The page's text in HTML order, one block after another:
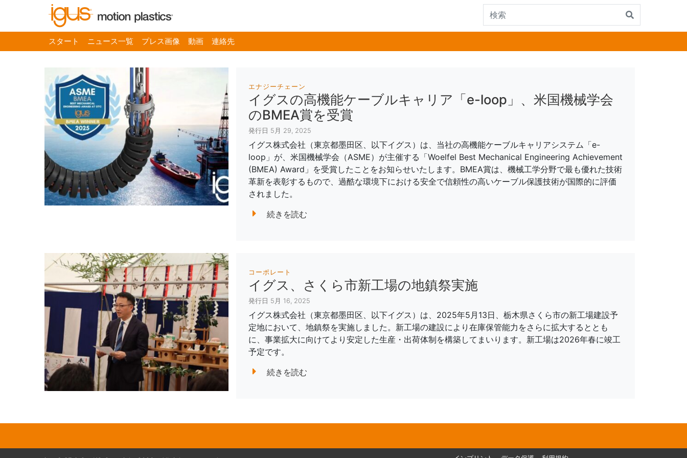
スタート ニュース一覧 プレス画像 動画 連絡先
エナジーチェーン
イグスの高機能ケーブルキャリア「e-loop」、米国機械学会
のBMEA賞を受賞
発行日 5月 29, 2025
イグス株式会社（東京都墨田区、以下イグス）は、当社の高機能ケーブルキャリアシステム「e-
loop」が、米国機械学会（ASME）が主催する「Woelfel Best Mechanical Engineering Achievement
(BMEA) Award」を受賞したことをお知らせいたします。BMEA賞は、機械工学分野で最も優れた技術
革新を表彰するもので、過酷な環境下における安全で信頼性の高いケーブル保護技術が国際的に評価
されました。
続きを読む
コーポレート
イグス、さくら市新工場の地鎮祭実施
発行日 5月 16, 2025
イグス株式会社（東京都墨田区、以下イグス）は、2025年5月13日、栃木県さくら市の新工場建設予
定地において、地鎮祭を実施しました。新工場の建設により在庫保管能力をさらに拡大するととも
に、事業拡大に向けてより安定した生産・出荷体制を構築してまいります。新工場は2026年春に竣工
予定です。
続きを読む